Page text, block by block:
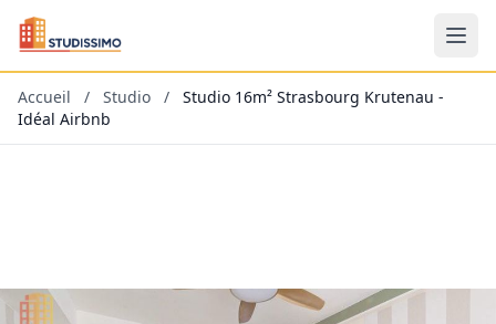
Accueil / Studio /
Studio 16m² Strasbourg Krutenau -
Idéal Airbnb